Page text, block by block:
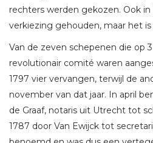
rechters werden gekozen. Ook in
verkiezing gehouden, maar het
Van de zeven schepenen die op
revolutionair comité waren
1797 vier vervangen, terwijl de
november van dat jaar. In april
de Graaf, notaris uit Utrecht tot
1787 door Van Ewijck tot